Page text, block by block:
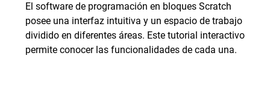
El software de programación en bloques Scratch
posee una interfaz intuitiva y un espacio de trabajo
dividido en diferentes áreas. Este tutorial interactivo
permite conocer las funcionalidades de cada una.